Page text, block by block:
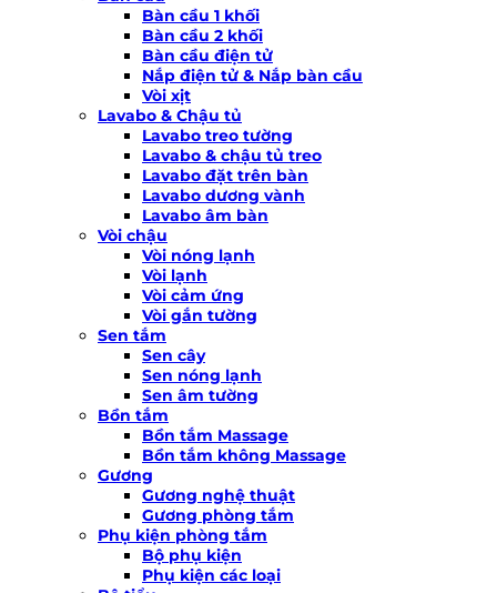
Bàn cầu 1 khối
Bàn cầu 2 khối
Bàn cầu điện tử
Nắp điện tử & Nắp bàn cầu
Vòi xịt
Lavabo & Chậu tủ
Lavabo treo tường
Lavabo & chậu tủ treo
Lavabo đặt trên bàn
Lavabo dương vành
Lavabo âm bàn
Vòi chậu
Vòi nóng lạnh
Vòi lạnh
Vòi cảm ứng
Vòi gắn tường
Sen tắm
Sen cây
Sen nóng lạnh
Sen âm tường
Bồn tắm
Bồn tắm Massage
Bồn tắm không Massage
Gương
Gương nghệ thuật
Gương phòng tắm
Phụ kiện phòng tắm
Bộ phụ kiện
Phụ kiện các loại